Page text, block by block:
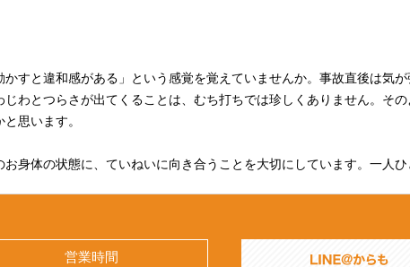
まわりのこりや重さに影響する背景はさまざまです。表面的な部分だ
けるよう丁寧に向き合ってまいります。
業しておりますので、お仕事帰りや隙間時間にもご利用いただきやす
身体の状態についてお気軽にご相談ください。
すと違和感がある」という感覚を覚えていませんか。事故直後は気
わとつらさが出てくることは、むち打ちでは珍しくありません。そ
思います。
身体の状態に、ていねいに向き合うことを大切にしています。一人
かったのに、数日が経ってから首や肩のつらさ、頭痛、めまいといっ
営業時間